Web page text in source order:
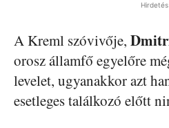
Hirdetés
A Kreml szóvivője,
orosz államfő egyelőre
levelet, ugyanakkor azt
esetleges találkozó előtt